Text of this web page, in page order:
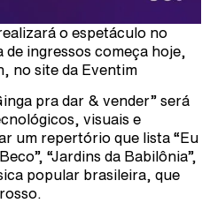
o espetáculo no
ingressos começa hoje,
no site da Eventim
pra dar & vender” será
visuais e
um repertório que lista “Eu
“Jardins da Babilônia”,
popular brasileira, que